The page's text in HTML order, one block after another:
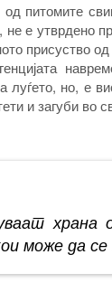
питомите
е утврдено
присуство
луѓето, но, е
и загуби во
храна
може да